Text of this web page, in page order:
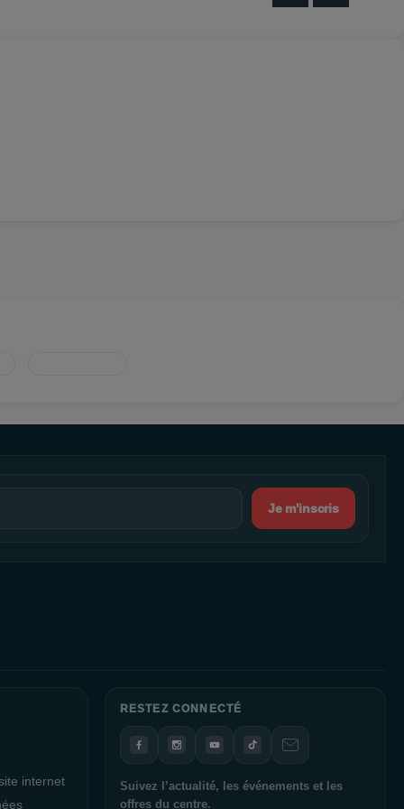
Je m'inscris
internet
RESTEZ CONNECTÉ
Suivez l’actualité, les événements et les
offres du centre.